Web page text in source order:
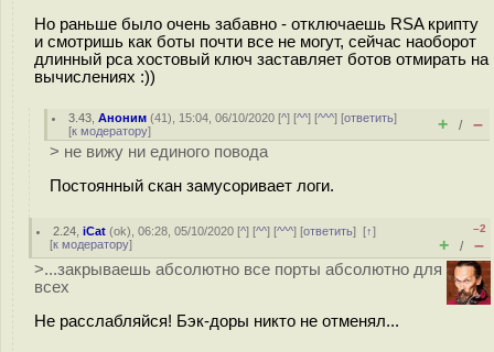
Но раньше было очень забавно - отключаешь RSA крипту
и смотришь как боты почти все не могут, сейчас наоборот
длинный рса хостовый ключ заставляет ботов отмирать на
вычислениях :))
3.43 ,Аноним (41), 15:04, 06/10/2020 [^] [^^] [^^^] [ответить]
[к модератору] + / –
> не вижу ни единого повода
Постоянный скан замусоривает логи.
2.24 ,iCat (ok), 06:28, 05/10/2020 [^] [^^] [^^^] [ответить][↑]
[к модератору]
–2
+ / –
>...закрываешь абсолютно все порты абсолютно для
всех
Не расслабляйся! Бэк-доры никто не отменял...